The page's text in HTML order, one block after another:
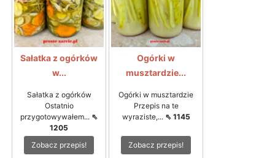
Sałatka z ogórków
w...
Sałatka z ogórków
Ostatnio
przygotowywałem... ⇖
1205
Zobacz przepis!
Ogórki w
musztardzie...
Ogórki w musztardzie
Przepis na te
wyraziste,... ⇖ 1145
Zobacz przepis!